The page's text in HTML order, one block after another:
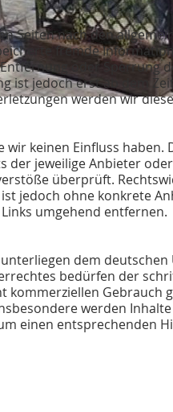
Seiten nach den
fremde
oder Sperrung
ist jedoch erst ab dem
werden wir
keinen Einfluss
der jeweilige Anbieter
überprüft.
jedoch ohne konkrete
umgehend entfernen.
dem
bedürfen der
Gebrauch
werden
einen entsprechenden